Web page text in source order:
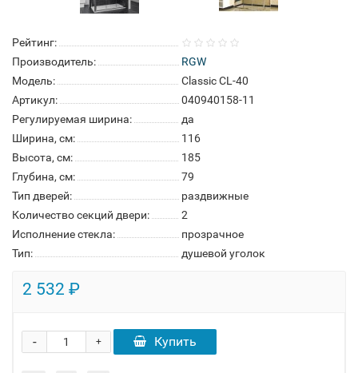
Рейтинг:
Производитель:
RGW
Модель:
Classic CL-40
Артикул:
040940158-11
Регулируемая ширина:
да
Ширина, см:
116
Высота, см:
185
Глубина, см:
79
Тип дверей:
раздвижные
Количество секций двери:
2
Исполнение стекла:
прозрачное
Тип:
душевой уголок
2 532 ₽
+
- Купить